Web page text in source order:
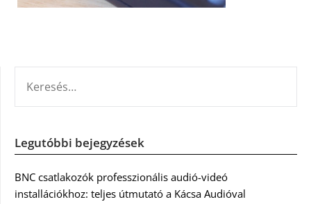
Legutóbbi bejegyzések
BNC csatlakozók professzionális audió-videó
installációkhoz: teljes útmutató a Kácsa Audióval